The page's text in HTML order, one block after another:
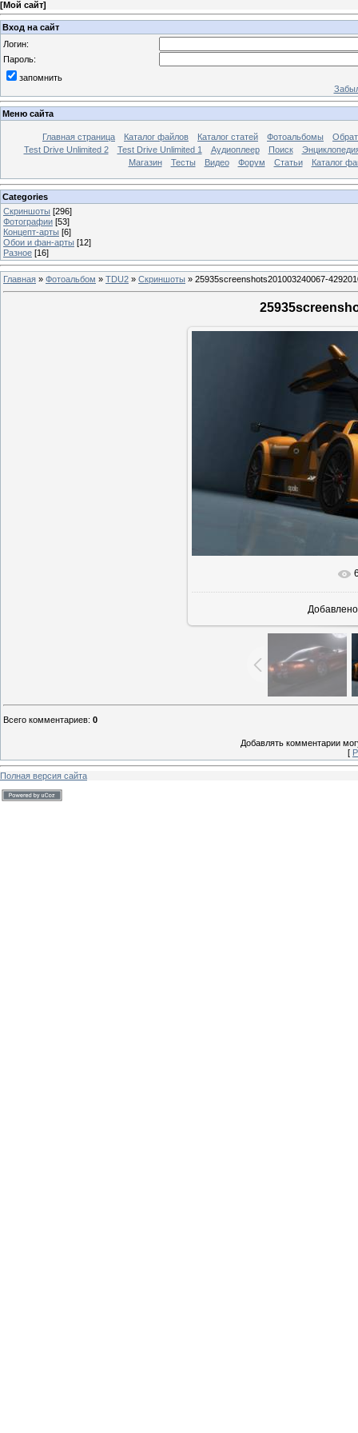
[Мой сайт]
Вход на сайт
Логин:
Пароль:
запомнить
Меню сайта
Главная страница Каталог файлов Каталог статей Фотоальбомы
Test Drive Unlimited 2
Test Drive Unlimited 1 Аудиоплеер Поиск
Магазин
Тесты Видео Форум Статьи Каталог
Categories
Скриншоты [296]
Фотографии [53]
Концепт-арты [6]
Обои и фан-арты [12]
Разное [16]
Главная » Фотоальбом » TDU2 » Скриншоты » 25935screenshots201003240067-
В
Добавлено
Всего комментариев: 0
Добавлять комментарии
[
Полная версия сайта